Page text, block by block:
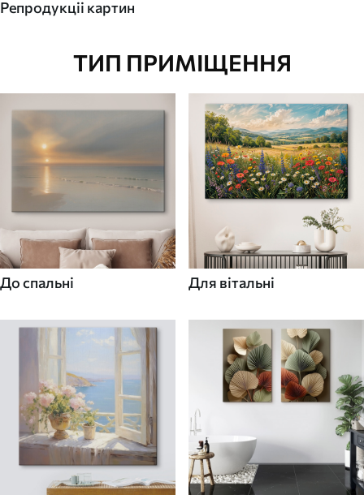
Репродукціі картин
ТИП ПРИМІЩЕННЯ
До спальні Для вітальні